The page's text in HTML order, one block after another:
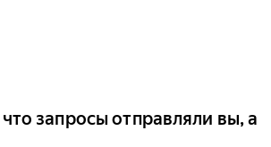
запросы отправляли вы, а